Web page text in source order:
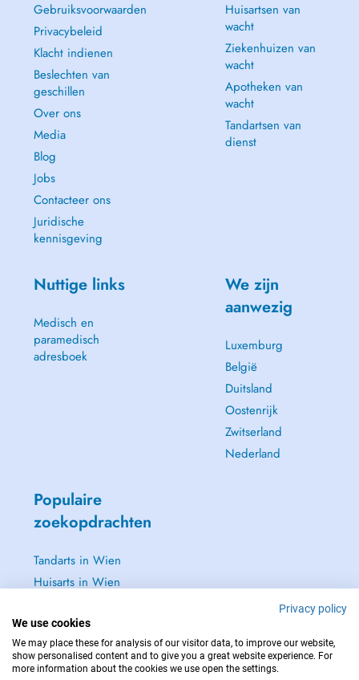
Gebruiksvoorwaarden
Privacybeleid
Klacht indienen
Beslechten van
geschillen
Over ons
Media
Blog
Jobs
Contacteer ons
Juridische
kennisgeving
Huisartsen van
wacht
Ziekenhuizen van
wacht
Apotheken van
wacht
Tandartsen van
dienst
Nuttige links
Medisch en
paramedisch
adresboek
We zijn
aanwezig
Luxemburg
België
Duitsland
Oostenrijk
Zwitserland
Nederland
Populaire
zoekopdrachten
Tandarts in Wien
Huisarts in Wien
Dermatoloog in Baden
Zie alle →
Privacy policy
We use cookies
We may place these for analysis of our visitor data, to improve our website,
show personalised content and to give you a great website experience. For
more information about the cookies we use open the settings.